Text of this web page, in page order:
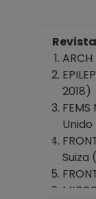
2018)
FEMS
Unido
Suiza